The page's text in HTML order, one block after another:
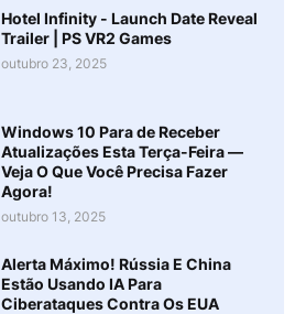
Hotel Infinity - Launch Date Reveal
Trailer | PS VR2 Games
outubro 23, 2025
Windows 10 Para de Receber
Atualizações Esta Terça-Feira —
Veja O Que Você Precisa Fazer
Agora!
outubro 13, 2025
Alerta Máximo! Rússia E China
Estão Usando IA Para
Ciberataques Contra Os EUA